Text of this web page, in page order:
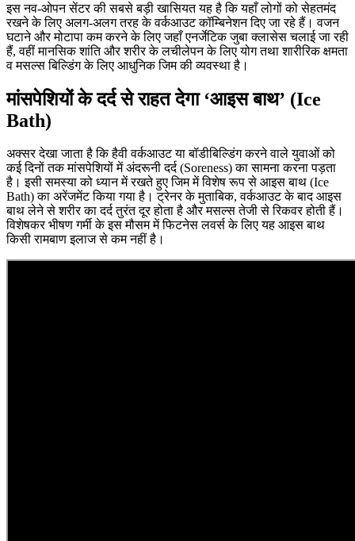
इस नव-ओपन सेंटर की सबसे बड़ी खासियत यह है कि यहाँ लोगों को सेहतमंद
रखने के लिए अलग-अलग तरह के वर्कआउट कॉम्बिनेशन दिए जा रहे हैं। वजन
घटाने और मोटापा कम करने के लिए जहाँ एनर्जेटिक जुबा क्लासेस चलाई जा रही
हैं, वहीं मानसिक शांति और शरीर के लचीलेपन के लिए योग तथा शारीरिक क्षमता
व मसल्स बिल्डिंग के लिए आधुनिक जिम की व्यवस्था है।
मांसपेशियों के दर्द से राहत देगा ‘आइस बाथ’ (Ice
Bath)
अक्सर देखा जाता है कि हैवी वर्कआउट या बॉडीबिल्डिंग करने वाले युवाओं को
कई दिनों तक मांसपेशियों में अंदरूनी दर्द (Soreness) का सामना करना पड़ता
है। इसी समस्या को ध्यान में रखते हुए जिम में विशेष रूप से आइस बाथ (Ice
Bath) का अरेंजमेंट किया गया है। ट्रेनर के मुताबिक, वर्कआउट के बाद आइस
बाथ लेने से शरीर का दर्द तुरंत दूर होता है और मसल्स तेजी से रिकवर होती हैं।
विशेषकर भीषण गर्मी के इस मौसम में फिटनेस लवर्स के लिए यह आइस बाथ
किसी रामबाण इलाज से कम नहीं है।